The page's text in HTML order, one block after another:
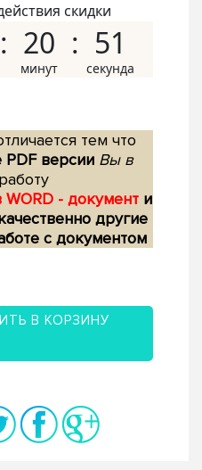
скидки
20 50
тем что
PDF версии Вы в
- документ и
другие
с документом
В КОРЗИНУ